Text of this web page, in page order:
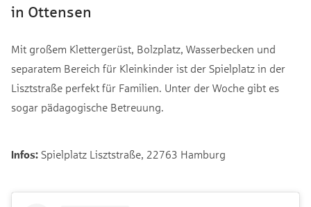
in Ottensen
Mit großem Klettergerüst, Bolzplatz, Wasserbecken und
separatem Bereich für Kleinkinder ist der Spielplatz in der
Lisztstraße perfekt für Familien. Unter der Woche gibt es
sogar pädagogische Betreuung.
Infos: Spielplatz Lisztstraße, 22763 Hamburg